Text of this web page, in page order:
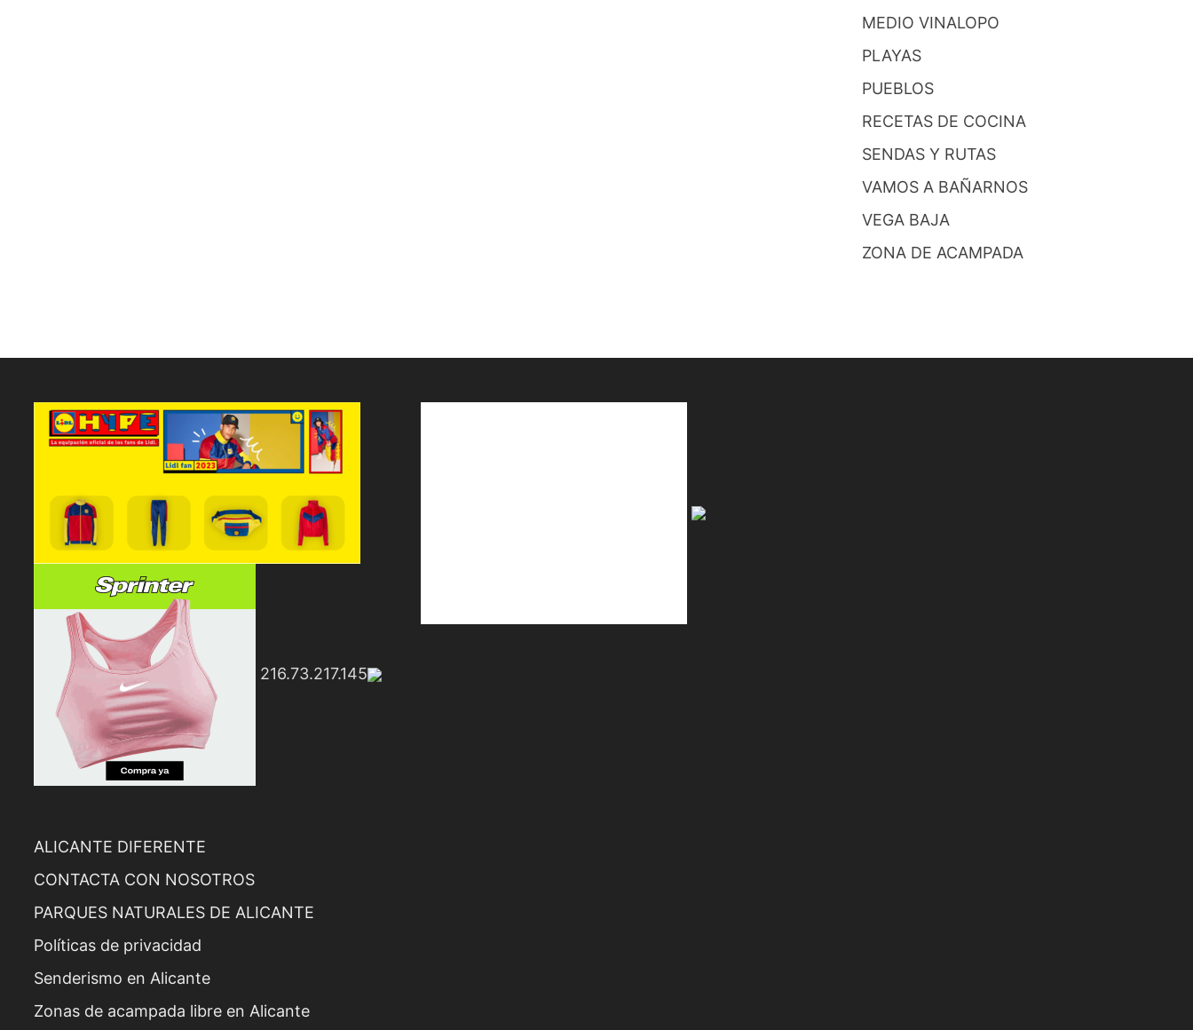
MEDIO VINALOPO
PLAYAS
PUEBLOS
RECETAS DE COCINA
SENDAS Y RUTAS
VAMOS A BAÑARNOS
VEGA BAJA
ZONA DE ACAMPADA
216.73.217.145
ALICANTE DIFERENTE
CONTACTA CON NOSOTROS
PARQUES NATURALES DE ALICANTE
Políticas de privacidad
Senderismo en Alicante
Zonas de acampada libre en Alicante